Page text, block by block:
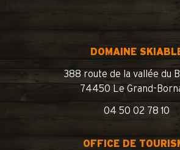
DOMAINE
388 route de la vallée du
74450 Le Grand-
04 50 02 78 10
OFFICE DE